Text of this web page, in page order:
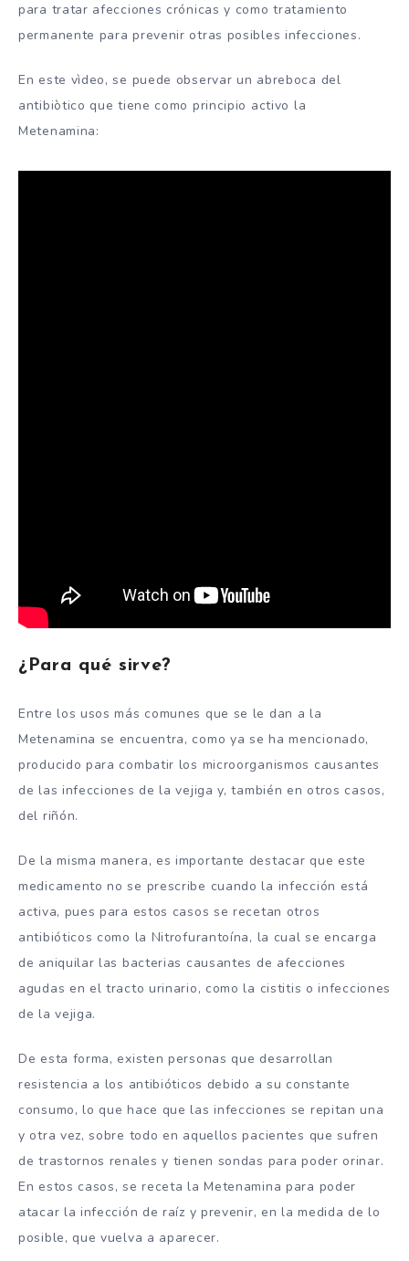
para tratar afecciones crónicas y como tratamiento
permanente para prevenir otras posibles infecciones.
En este vìdeo, se puede observar un abreboca del
antibiòtico que tiene como principio activo la
Metenamina:
¿Para qué sirve?
Entre los usos más comunes que se le dan a la
Metenamina se encuentra, como ya se ha mencionado,
producido para combatir los microorganismos causantes
de las infecciones de la vejiga y, también en otros casos,
del riñón.
De la misma manera, es importante destacar que este
medicamento no se prescribe cuando la infección está
activa, pues para estos casos se recetan otros
antibióticos como la Nitrofurantoína, la cual se encarga
de aniquilar las bacterias causantes de afecciones
agudas en el tracto urinario, como la cistitis o infecciones
de la vejiga.
De esta forma, existen personas que desarrollan
resistencia a los antibióticos debido a su constante
consumo, lo que hace que las infecciones se repitan una
y otra vez, sobre todo en aquellos pacientes que sufren
de trastornos renales y tienen sondas para poder orinar.
En estos casos, se receta la Metenamina para poder
atacar la infección de raíz y prevenir, en la medida de lo
posible, que vuelva a aparecer.